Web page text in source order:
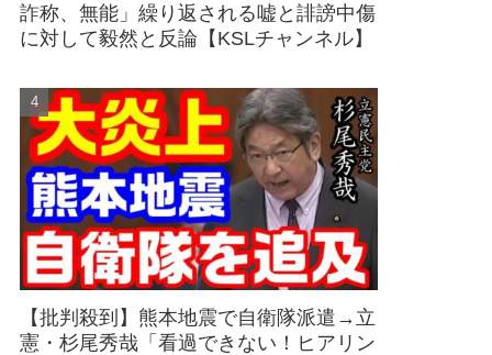
詐称、無能」繰り返される嘘と誹謗中傷
に対して毅然と反論【KSLチャンネル】
【批判殺到】熊本地震で自衛隊派遣→立
憲・杉尾秀哉「看過できない！ヒアリン